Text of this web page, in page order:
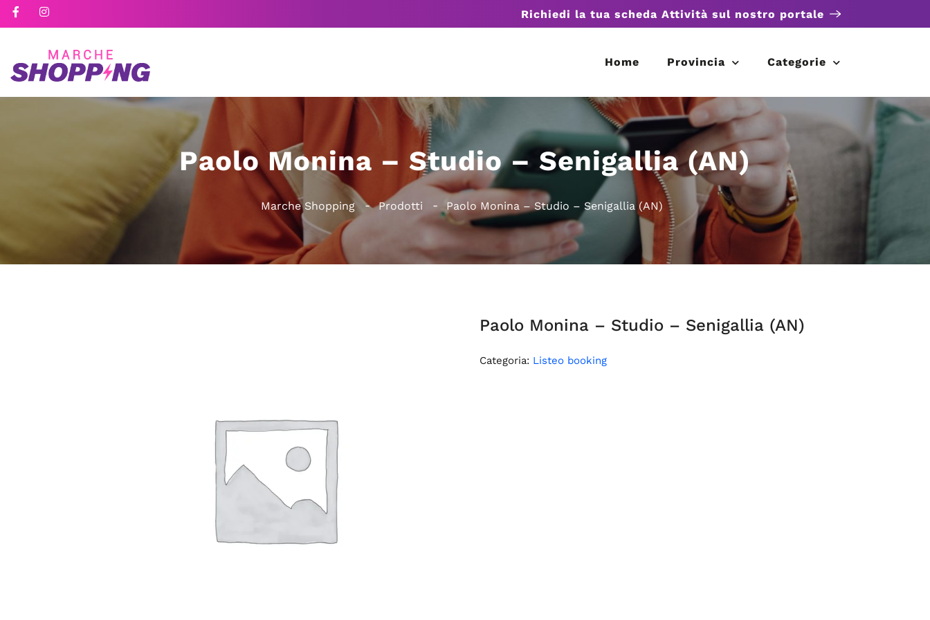
Richiedi la tua scheda Attività sul nostro portale
Home Provincia Categorie
Paolo Monina – Studio – Senigallia (AN)
Marche Shopping Prodotti Paolo Monina – Studio – Senigallia (AN)
Paolo Monina – Studio – Senigallia (AN)
Categoria: Listeo booking